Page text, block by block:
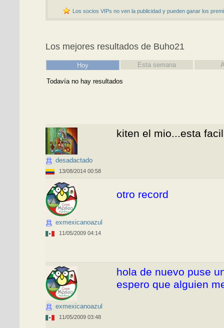
Los socios VIPs no ven la publicidad y pueden ganar los
Los mejores resultados de Buho21
Hoy Esta semana
Todavía no hay resultados
desadactado
13/08/2014 00:58
kiten el mio...esta
exmexicanoazul
11/05/2009 04:14
otro record
exmexicanoazul
11/05/2009 03:48
hola de nuevo puse
espero que alguien